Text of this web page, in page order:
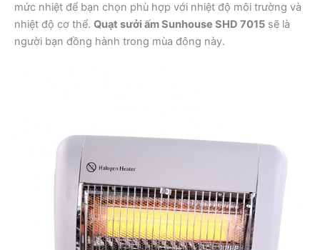
mức nhiệt để bạn chọn phù hợp với nhiệt độ môi trường và
nhiệt độ cơ thể. Quạt sưởi ấm Sunhouse SHD 7015 sẽ là
người bạn đồng hành trong mùa đông này.